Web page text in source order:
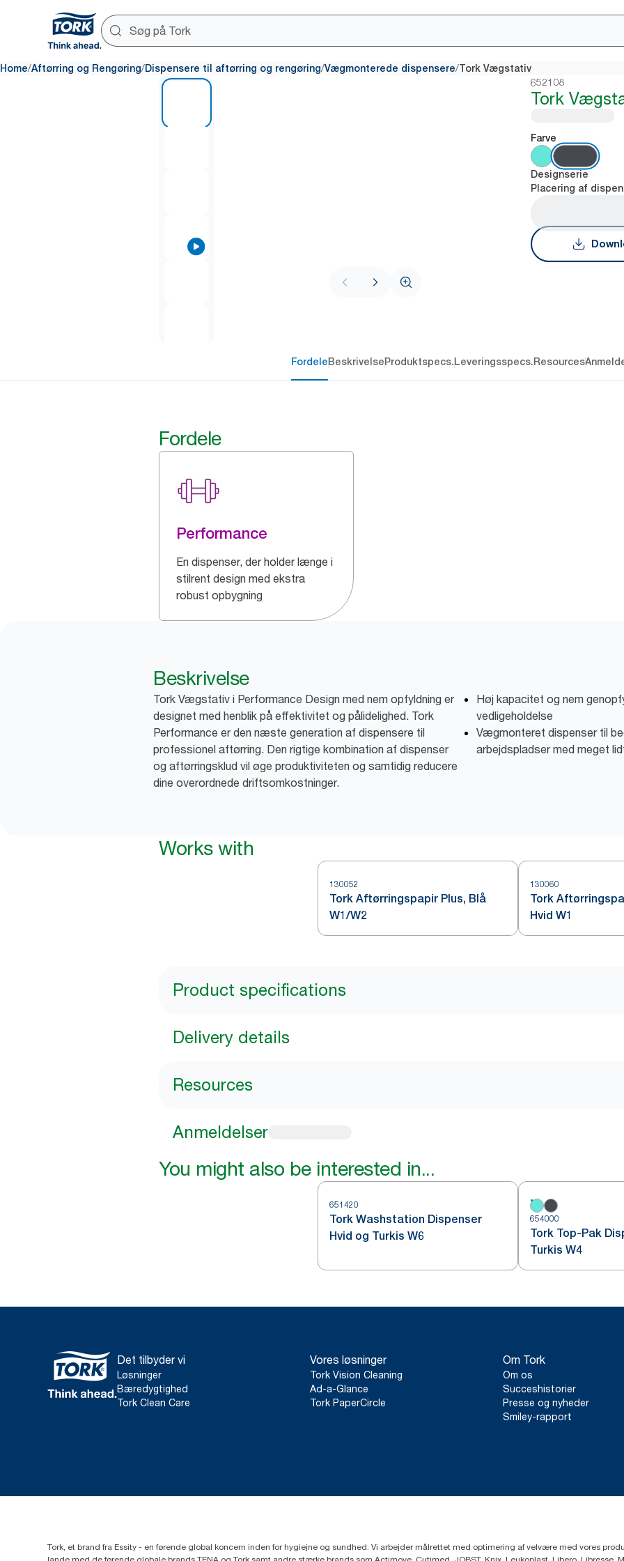
Home/Aftørring og Rengøring/Dispensere til aftørring og rengøring/Vægmonterede dispensere/Tork Vægstativ
652108
Tork
Farve
Designserie
Placering af
FordeleBeskrivelseProduktspecs.Leveringsspecs.Resources
Fordele
Performance
En dispenser, der holder længe i
stilrent design med ekstra
robust opbygning
Beskrivelse
Tork Vægstativ i Performance Design med nem opfyldning er
designet med henblik på effektivitet og pålidelighed. Tork
Performance er den næste generation af dispensere til
professionel aftørring. Den rigtige kombination af dispenser
og aftørringsklud vil øge produktiviteten og samtidig reducere
dine overordnede driftsomkostninger.
Høj kapacitet og nem
vedligeholdelse
Vægmonteret dispenser til
arbejdspladser med meget
Works with
130052
Tork Aftørringspapir Plus, Blå
W1/W2
130060
Tork
Hvid W1
Product specifications
Delivery details
Resources
Anmeldelser
You might also be interested in...
651420
Tork Washstation Dispenser
Hvid og Turkis W6
654000
Tork Top-Pak
Turkis W4
Det tilbyder vi
Løsninger
Bæredygtighed
Tork Clean Care
Vores løsninger
Tork Vision Cleaning
Ad-a-Glance
Tork PaperCircle
Om Tork
Om os
Succeshistorier
Presse og nyheder
Smiley-rapport
Tork, et brand fra Essity - en førende global koncern inden for hygiejne og sundhed. Vi arbejder målrettet med optimering af velvære med vores